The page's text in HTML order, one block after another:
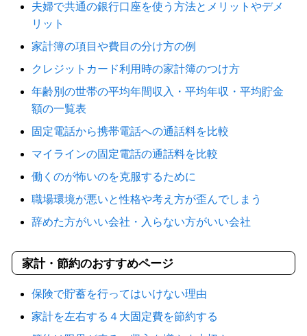
夫婦で共通の銀行口座を使う方法とメリットやデメ
リット
家計簿の項目や費目の分け方の例
クレジットカード利用時の家計簿のつけ方
年齢別の世帯の平均年間収入・平均年収・平均貯金
額の一覧表
固定電話から携帯電話への通話料を比較
マイラインの固定電話の通話料を比較
働くのが怖いのを克服するために
職場環境が悪いと性格や考え方が歪んでしまう
辞めた方がいい会社・入らない方がいい会社
家計・節約のおすすめページ
保険で貯蓄を行ってはいけない理由
家計を左右する４大固定費を節約する